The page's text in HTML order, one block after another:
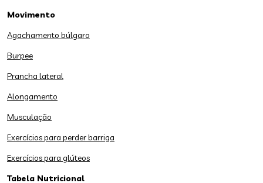
Movimento
Agachamento búlgaro
Burpee
Prancha lateral
Alongamento
Musculação
Exercícios para perder barriga
Exercícios para glúteos
Tabela Nutricional